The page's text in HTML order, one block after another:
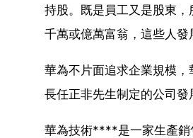
持股。既是員工又是股東
千萬或億萬富翁，這些人發
華為不片面追求企業規模
長任正非先生制定的公司發
華為技術****是一家生產銷